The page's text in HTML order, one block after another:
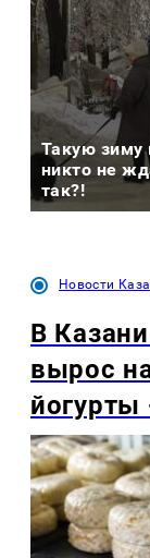
Такую зиму
никто не
так?!
Новости
В
вырос
йогурты